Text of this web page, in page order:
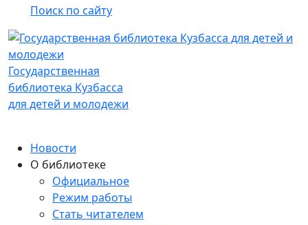
Поиск по сайту
Государственная
библиотека Кузбасса
для детей и молодежи
Новости
О библиотеке
Официальное
Режим работы
Стать читателем